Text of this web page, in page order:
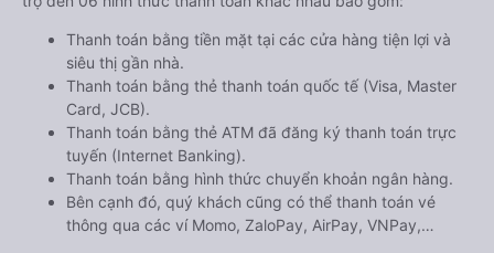
Thanh toán bằng tiền mặt tại các cửa hàng tiện lợi và
siêu thị gần nhà.
Thanh toán bằng thẻ thanh toán quốc tế (Visa, Master
Card, JCB).
Thanh toán bằng thẻ ATM đã đăng ký thanh toán trực
tuyến (Internet Banking).
Thanh toán bằng hình thức chuyển khoản ngân hàng.
Bên cạnh đó, quý khách cũng có thể thanh toán vé
thông qua các ví Momo, ZaloPay, AirPay, VNPay,…